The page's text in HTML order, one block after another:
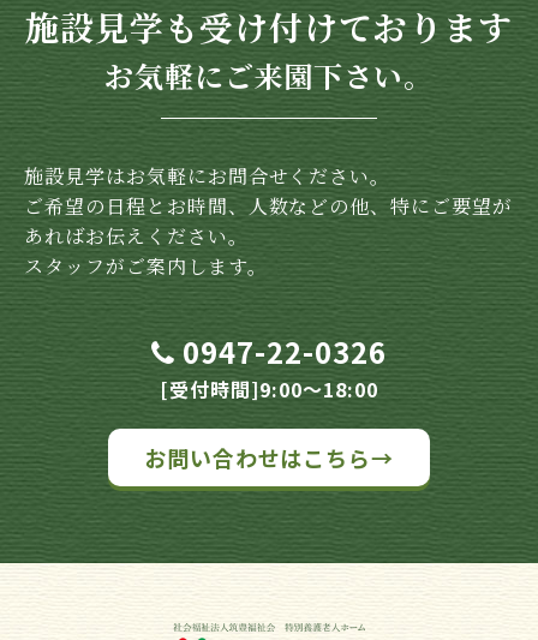
施設見学も受け付けております
お気軽にご来園下さい。
施設見学はお気軽にお問合せください。
ご希望の日程とお時間、人数などの他、特にご要望が
あればお伝えください。
スタッフがご案内します。
0947-22-0326
[受付時間]9:00～18:00
お問い合わせはこちら→